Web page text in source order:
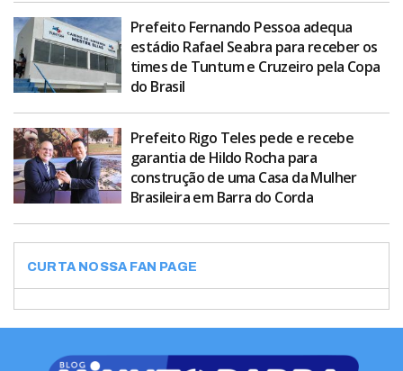
Prefeito Fernando Pessoa adequa
estádio Rafael Seabra para receber os
times de Tuntum e Cruzeiro pela Copa
do Brasil
Prefeito Rigo Teles pede e recebe
garantia de Hildo Rocha para
construção de uma Casa da Mulher
Brasileira em Barra do Corda
CURTA NOSSA FAN PAGE